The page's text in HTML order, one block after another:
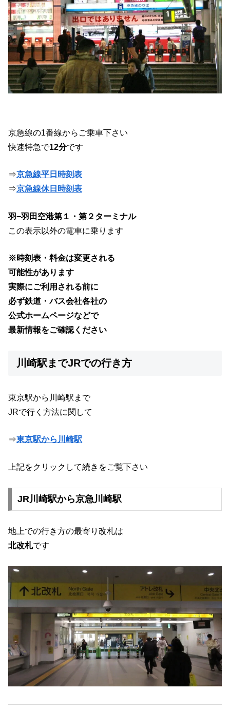
京急線の1番線からご乗車下さい
快速特急で12分です
⇒京急線平日時刻表
⇒京急線休日時刻表
羽−羽田空港第１・第２ターミナル
この表示以外の電車に乗ります
※時刻表・料金は変更される
可能性があります
実際にご利用される前に
必ず鉄道・バス会社各社の
公式ホームページなどで
最新情報をご確認ください
川崎駅までJRでの行き方
東京駅から川崎駅まで
JRで行く方法に関して
⇒東京駅から川崎駅
上記をクリックして続きをご覧下さい
JR川崎駅から京急川崎駅
地上での行き方の最寄り改札は
北改札です